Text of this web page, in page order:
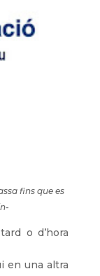
fins que es
o d’hora
en una altra